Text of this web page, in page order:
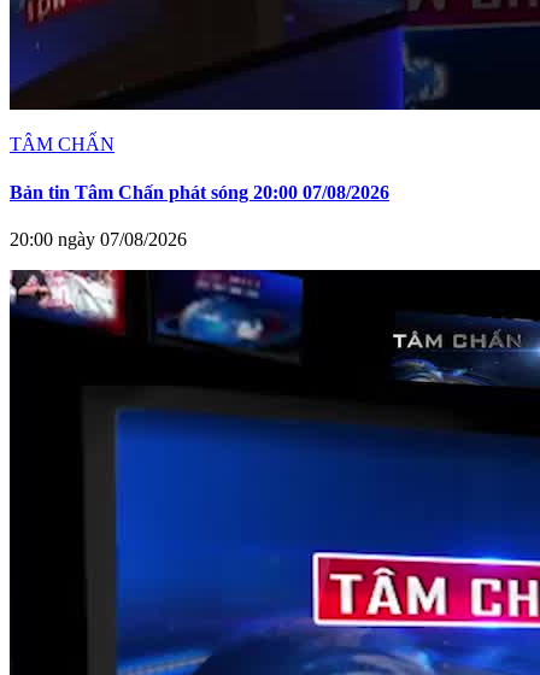
TÂM CHẤN
Bản tin Tâm Chấn phát sóng 20:00 07/08/2026
20:00 ngày 07/08/2026